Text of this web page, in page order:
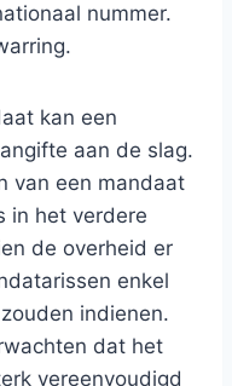
nummer.
kan een
aan de slag.
van een mandaat
in het verdere
de overheid er
enkel
indienen.
dat het
vereenvoudigd